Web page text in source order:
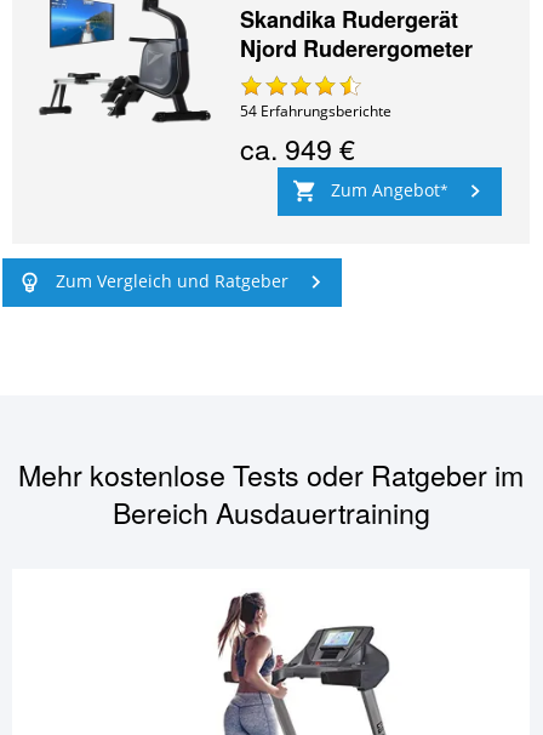
Skandika Rudergerät
Njord Ruderergometer
54 Erfahrungsberichte
ca. 949 €
Zum Angebot
Zum Vergleich und Ratgeber
Mehr kostenlose Tests oder Ratgeber im
Bereich Ausdauertraining